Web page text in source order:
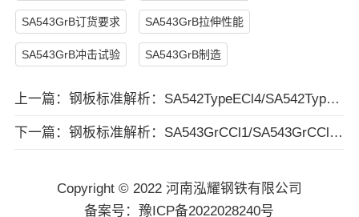
SA543GrB订货要求 SA543GrB拉伸性能
SA543GrB冲击试验 SA543GrB制造
上一篇： 钢板标准解析：SA542TypeECl4/SA542TypeECl4a钢板 执行标准 交货状态 化学成分 力学性能 工艺性能 订货内容 冲击试验 等
下一篇： 钢板标准解析：SA543GrCCl1/SA543GrCCl2/SA543GrCCl3钢板 执行标准 交货状态 化学成分 力学性能 工艺性能 订货内容 冲击试验 等
Copyright © 2022 河南泓耀钢铁有限公司
备案号：豫ICP备2022028240号